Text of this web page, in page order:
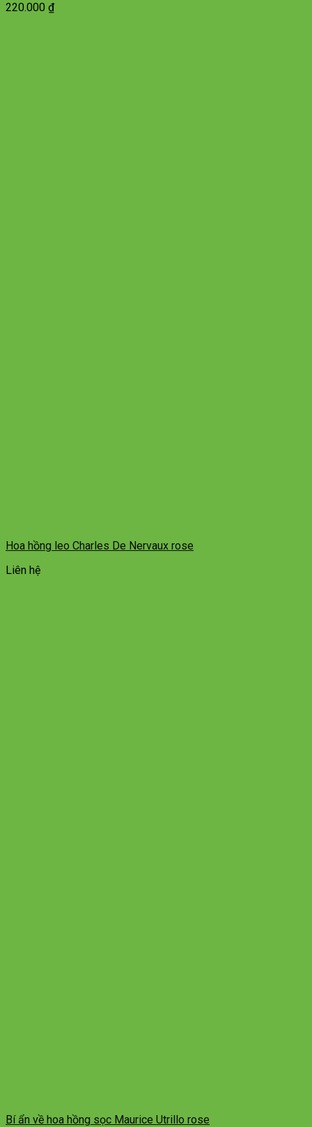
220.000 ₫
Hoa hồng leo Charles De Nervaux rose
Liên hệ
Bí ẩn về hoa hồng sọc Maurice Utrillo rose